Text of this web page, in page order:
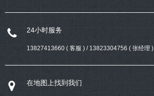
24小时服务
13827413660 ( 客服 ) / 13823304756 ( 张经理 )
在地图上找到我们